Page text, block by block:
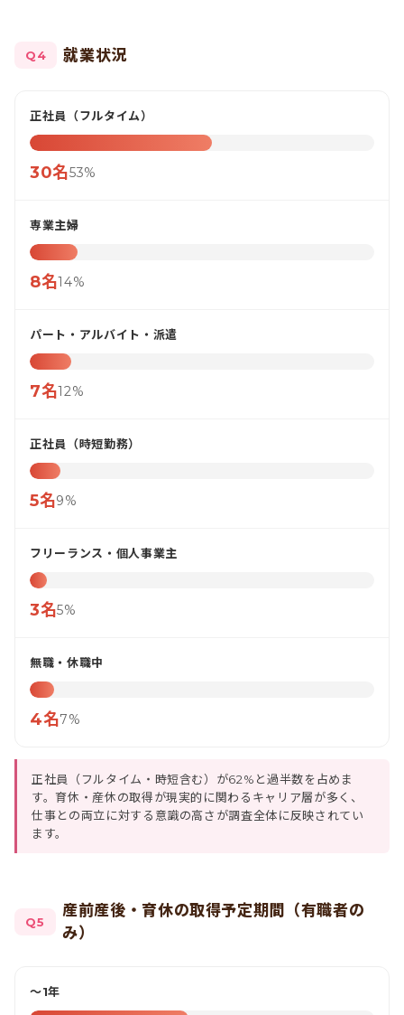
Q4 就業状況
正社員（フルタイム）
30名53%
専業主婦
8名14%
パート・アルバイト・派遣
7名12%
正社員（時短勤務）
5名9%
フリーランス・個人事業主
3名5%
無職・休職中
4名7%
正社員（フルタイム・時短含む）が62%と過半数を占めま
す。育休・産休の取得が現実的に関わるキャリア層が多く、
仕事との両立に対する意識の高さが調査全体に反映されてい
ます。
Q5
産前産後・育休の取得予定期間（有職者の
み）
〜1年